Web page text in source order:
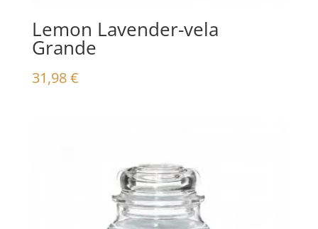
Lemon Lavender-vela
Grande
31,98€